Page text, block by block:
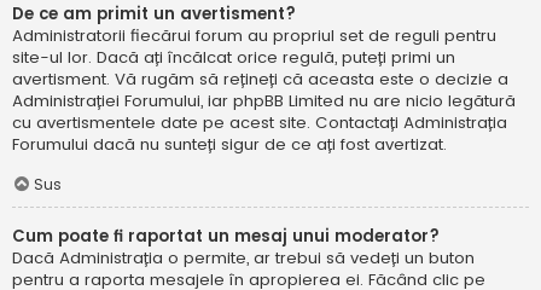
De ce am primit un avertisment?
Administratorii fiecărui forum au propriul set de reguli pentru
site-ul lor. Dacă ați încălcat orice regulă, puteți primi un
avertisment. Vă rugăm să rețineți că aceasta este o decizie a
Administrației Forumului, iar phpBB Limited nu are nicio legătură
cu avertismentele date pe acest site. Contactați Administrația
Forumului dacă nu sunteți sigur de ce ați fost avertizat.
Sus
Cum poate fi raportat un mesaj unui moderator?
Dacă Administrația o permite, ar trebui să vedeți un buton
pentru a raporta mesajele în apropierea ei. Făcând clic pe